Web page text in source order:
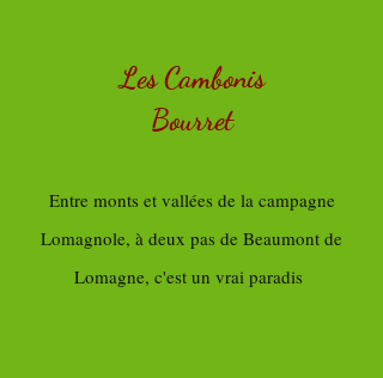
Les Cambonis
​Bourret
Entre monts et vallées de la campagne
Lomagnole, à deux pas de Beaumont de
Lomagne, c'est un vrai paradis